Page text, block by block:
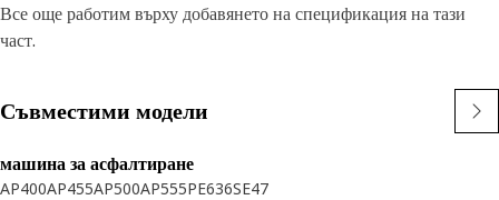
Все още работим върху добавянето на спецификация на тази
част.
Съвместими модели
машина за асфалтиране
AP400AP455AP500AP555PE636SE47